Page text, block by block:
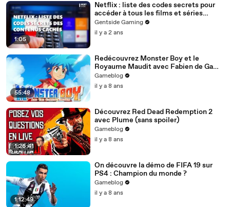
1:05
Netflix : liste des codes secrets pour
accéder à tous les films et séries
cachés
Gentside Gaming
il y a 2 ans
55:48
Redécouvrez Monster Boy et le
Royaume Maudit avec Fabien de Game
Atelier
Gameblog
il y a 8 ans
1:26:41
Découvrez Red Dead Redemption 2
avec Plume (sans spoiler)
Gameblog
il y a 8 ans
1:12:49
On découvre la démo de FIFA 19 sur
PS4 : Champion du monde ?
Gameblog
il y a 8 ans